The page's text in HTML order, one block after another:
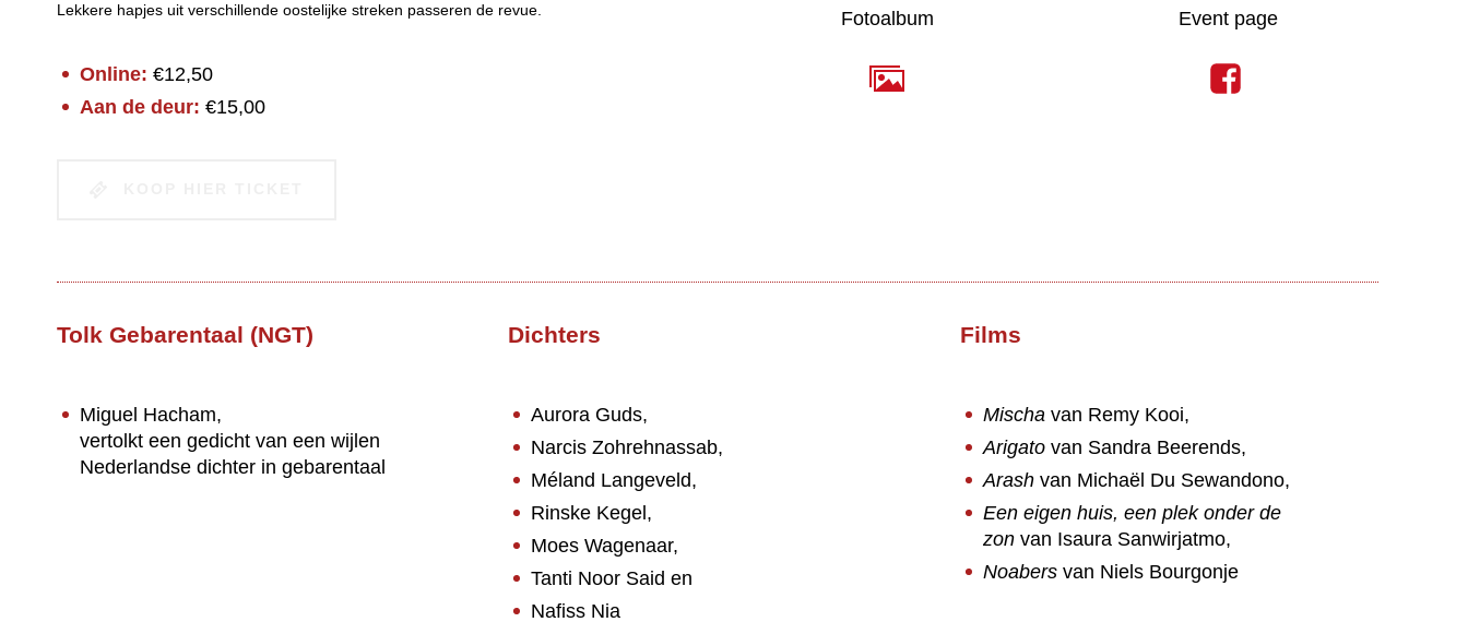
Lekkere hapjes uit verschillende oostelijke streken passeren de revue.
Online: €12,50
Aan de deur: €15,00
Fotoalbum Event page
Tolk Gebarentaal (NGT)
Miguel Hacham,
vertolkt een gedicht van een wijlen
Nederlandse dichter in gebarentaal
Dichters
Aurora Guds,
Narcis Zohrehnassab,
Méland Langeveld,
Rinske Kegel,
Moes Wagenaar,
Tanti Noor Said en
Nafiss Nia
Films
Mischavan Remy Kooi,
Arigatovan Sandra Beerends,
Arashvan Michaël Du Sewandono,
Een eigen huis, een plek onder de
zonvan Isaura Sanwirjatmo,
Noabersvan Niels Bourgonje